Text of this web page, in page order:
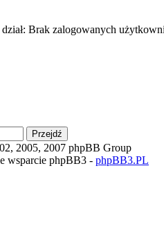
Brak zalogowanych
2005, 2007 phpBB Group
wsparcie phpBB3 - phpBB3.PL